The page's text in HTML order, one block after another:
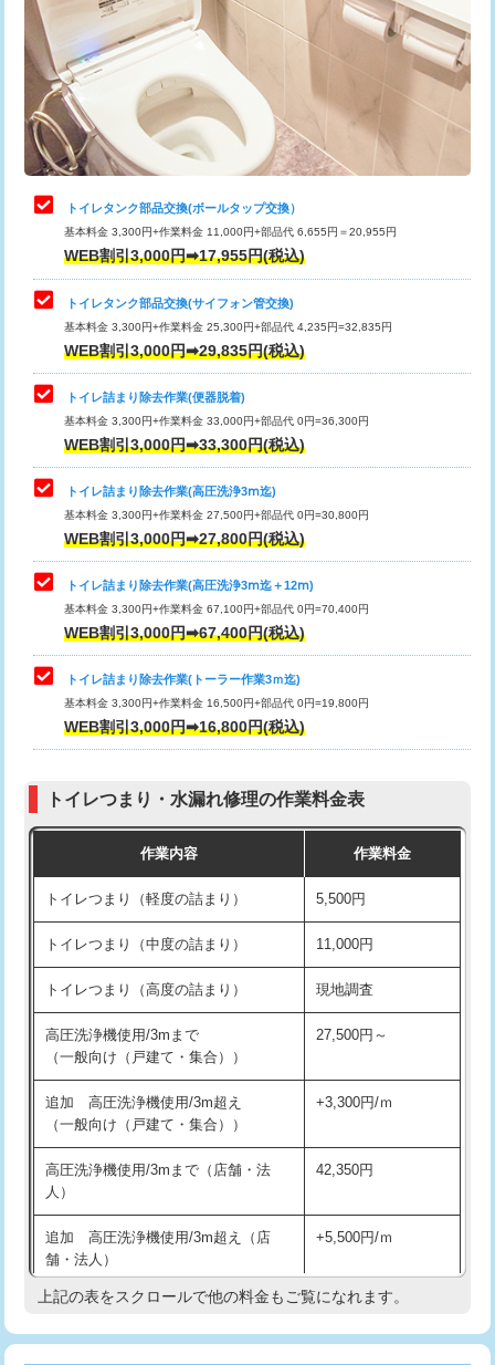
トイレタンク部品交換(ボールタップ交換）
基本料金 3,300円+作業料金 11,000円+部品代 6,655円＝20,955円
WEB割引3,000円➡17,955円(税込)
トイレタンク部品交換(サイフォン管交換)
基本料金 3,300円+作業料金 25,300円+部品代 4,235円=32,835円
WEB割引3,000円➡29,835円(税込)
トイレ詰まり除去作業(便器脱着)
基本料金 3,300円+作業料金 33,000円+部品代 0円=36,300円
WEB割引3,000円➡33,300円(税込)
トイレ詰まり除去作業(高圧洗浄3ⅿ迄)
基本料金 3,300円+作業料金 27,500円+部品代 0円=30,800円
WEB割引3,000円➡27,800円(税込)
トイレ詰まり除去作業(高圧洗浄3ⅿ迄＋12ⅿ)
基本料金 3,300円+作業料金 67,100円+部品代 0円=70,400円
WEB割引3,000円➡67,400円(税込)
トイレ詰まり除去作業(トーラー作業3ｍ迄)
基本料金 3,300円+作業料金 16,500円+部品代 0円=19,800円
WEB割引3,000円➡16,800円(税込)
トイレつまり・水漏れ修理の作業料金表
作業内容 作業料金
トイレつまり（軽度の詰まり） 5,500円
トイレつまり（中度の詰まり） 11,000円
トイレつまり（高度の詰まり） 現地調査
高圧洗浄機使用/3mまで
（一般向け（戸建て・集合））
27,500円～
追加 高圧洗浄機使用/3m超え
（一般向け（戸建て・集合））
+3,300円/ｍ
高圧洗浄機使用/3mまで（店舗・法
人）
42,350円
追加 高圧洗浄機使用/3m超え（店
舗・法人）
+5,500円/ｍ
高度高圧洗浄換 現地調査
上記の表をスクロールで他の料金もご覧になれます。